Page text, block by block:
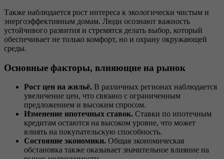
Также наблюдается рост интереса к экологически чистым и
энергоэффективным домам. Люди осознают важность
устойчивого развития и стремятся делать выбор, который
обеспечивает не только комфорт, но и охрану окружающей
среды.
Основные факторы, влияющие на рынок
Рост цен на жильё. В различных регионах наблюдается
увеличение цен, что связано с ограниченным
предложением и высоким спросом.
Изменение ипотечных ставок. Ставки по ипотечным
кредитам остаются на высоком уровне, что может
влиять на покупательскую способность.
Состояние экономики. Общая экономическая
обстановка также оказывает значительное влияние на